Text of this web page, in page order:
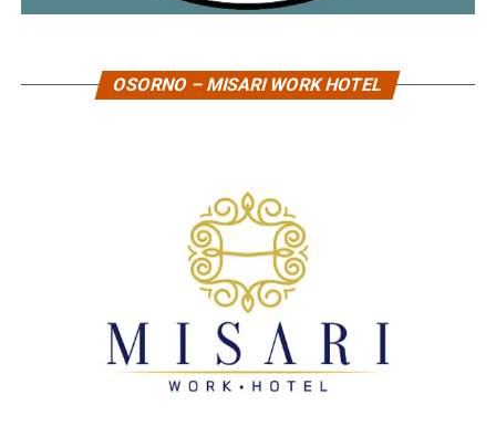
OSORNO – MISARI WORK HOTEL